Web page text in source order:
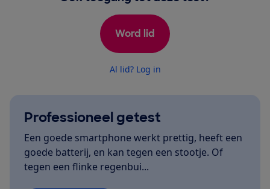
Word lid
Al lid? Log in
Professioneel getest
Een goede smartphone werkt prettig, heeft een
goede batterij, en kan tegen een stootje. Of
tegen een flinke regenbui...